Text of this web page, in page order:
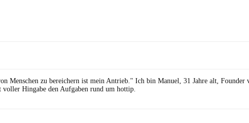
Menschen zu bereichern ist mein Antrieb." Ich bin Manuel, 31 Jahre alt,
Hingabe den Aufgaben rund um hottip.